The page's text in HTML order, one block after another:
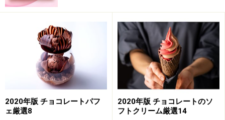
2020年版 チョコレートパフ
ェ厳選8
2020年版 チョコレートのソ
フトクリーム厳選14